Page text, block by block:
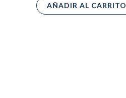
AÑADIR AL CARRITO